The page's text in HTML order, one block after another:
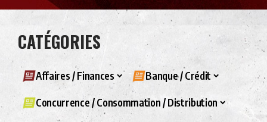
CATÉGORIES
Affaires / Finances Banque / Crédit
Concurrence / Consommation / Distribution